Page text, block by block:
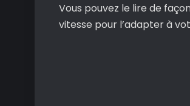
Vous pouvez le lire de
vitesse pour l’adapter à